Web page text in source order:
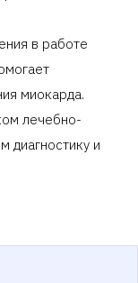
в работе
миокарда.
лечебно-
диагностику и